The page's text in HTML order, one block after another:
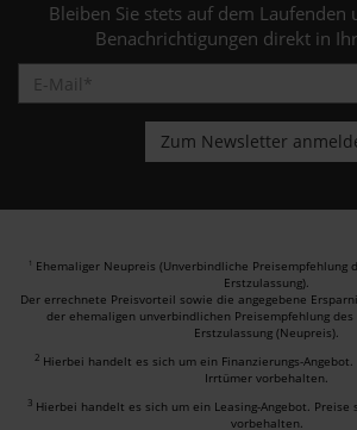
Bleiben Sie stets auf dem Laufenden
Benachrichtigungen direkt in
1 Ehemaliger Neupreis (Unverbindliche Preisempfehlung
Erstzulassung).
Der errechnete Preisvorteil sowie die angegebene
der ehemaligen unverbindlichen Preisempfehlung
Erstzulassung (Neupreis).
2 Hierbei handelt es sich um ein Finanzierungs-
Irrtümer vorbehalten.
3 Hierbei handelt es sich um ein Leasing-Angebot.
vorbehalten.